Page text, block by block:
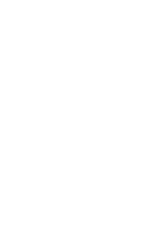
トフォームを見る
ムオペレーション
る
ク
う